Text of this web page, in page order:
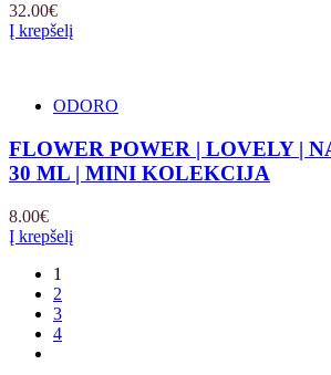
32.00€
Į krepšelį
ODORO
FLOWER POWER | LOVELY |
30 ML | MINI KOLEKCIJA
8.00€
Į krepšelį
1
2
3
4